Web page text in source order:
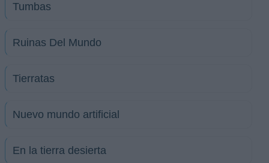
Tumbas
Ruinas Del Mundo
Tierratas
Nuevo mundo artificial
En la tierra desierta